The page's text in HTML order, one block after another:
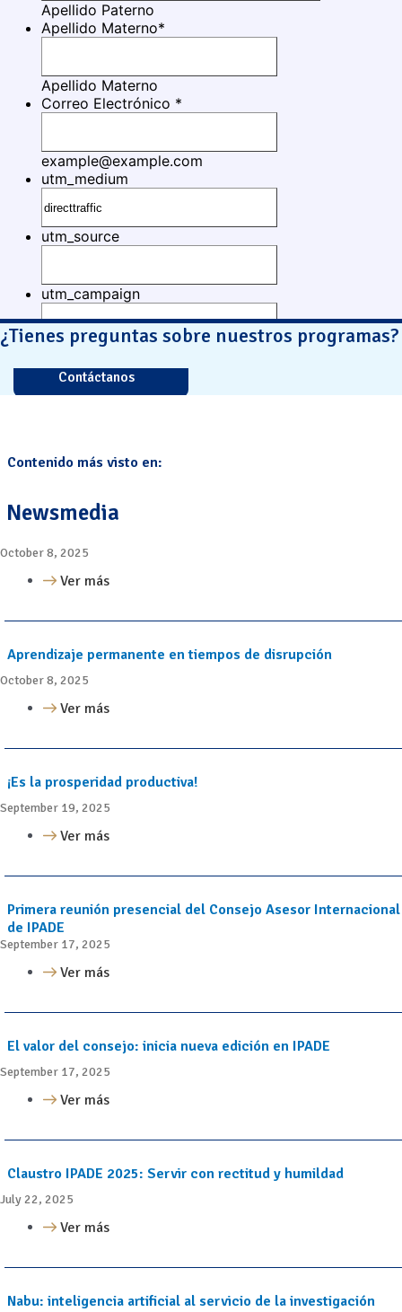
¿Tienes preguntas sobre nuestros programas?
Contáctanos
Contenido más visto en:
Newsmedia
October 8, 2025
Ver más
Aprendizaje permanente en tiempos de disrupción
October 8, 2025
Ver más
¡Es la prosperidad productiva!
September 19, 2025
Ver más
Primera reunión presencial del Consejo Asesor Internacional
de IPADE
September 17, 2025
Ver más
El valor del consejo: inicia nueva edición en IPADE
September 17, 2025
Ver más
Claustro IPADE 2025: Servir con rectitud y humildad
July 22, 2025
Ver más
Nabu: inteligencia artificial al servicio de la investigación